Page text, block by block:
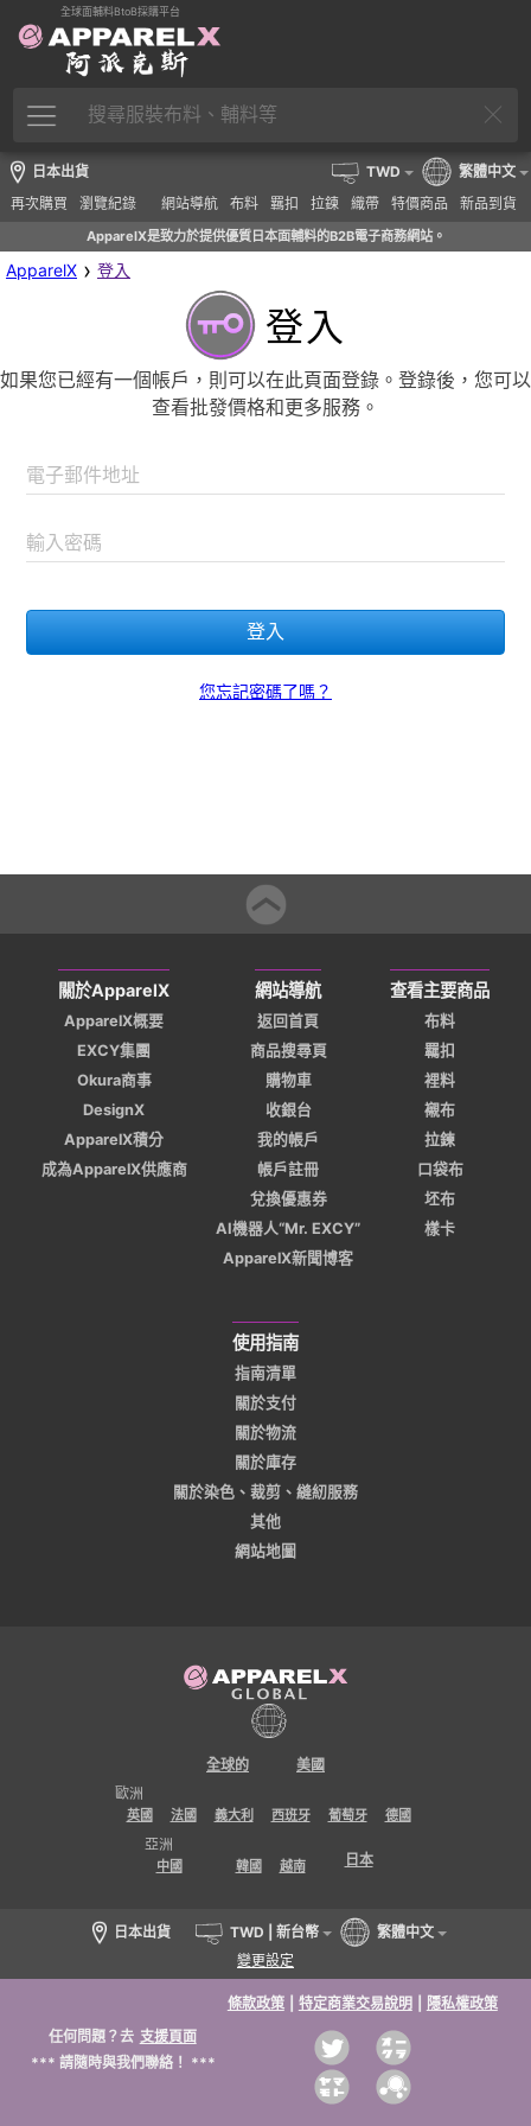
全球面輔料BtoB採購平台
日本出貨
再次購買
瀏覽紀錄 網站導航 布料 羈扣 拉鍊 織帶 特價商品 新品到貨
TWD 繁體中文
ApparelX是致力於提供優質日本面輔料的B2B電子商務網站。
ApparelX › 登入
登入
如果您已經有一個帳戶，則可以在此頁面登錄。登錄後，您可以
查看批發價格和更多服務。
電子郵件地址
輸入密碼
登入
您忘記密碼了嗎？
關於ApparelX
ApparelX概要
EXCY集團
Okura商事
DesignX
ApparelX積分
成為ApparelX供應商
網站導航
返回首頁
商品搜尋頁
購物車
收銀台
我的帳戶
帳戶註冊
兌換優惠券
AI機器人“Mr. EXCY”
ApparelX新聞博客
查看主要商品
布料
羈扣
裡料
襯布
拉鍊
口袋布
坯布
樣卡
使用指南
指南清單
關於支付
關於物流
關於庫存
關於染色、裁剪、縫紉服務
其他
網站地圖
全球的
美國
歐洲
英國 法國 義大利 西班牙 葡萄牙 德國
亞洲
中國 韓國 越南 日本
日本出貨 TWD | 新台幣
繁體中文
變更設定
任何問題？去 支援頁面
*** 請隨時與我們聯絡！ ***
條款政策 特定商業交易說明 隱私權政策